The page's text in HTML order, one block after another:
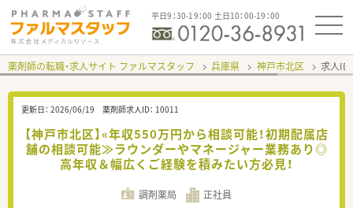
平日9：30-19：00 土日10：00-19：00
薬剤師の転職・求人サイト ファルマスタッフ 兵庫県 神戸市北区 求人ID
更新日： 2026/06/19 薬剤師求人ID： 10011
【神戸市北区】«年収550万円から相談可能！初期配属店
舗の相談可能≫ラウンダーやマネージャー業務あり◎
高年収＆幅広くご経験を積みたい方必見！
調剤薬局 正社員